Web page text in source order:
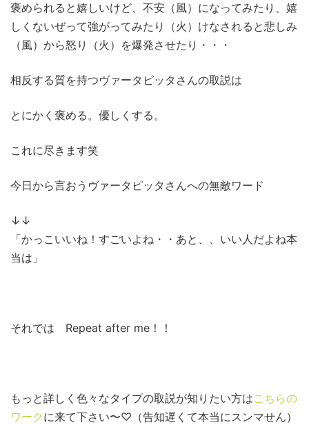
褒められると嬉しいけど、不安（風）になってみたり、嬉
しくないぜって強がってみたり（火）けなされると悲しみ
（風）から怒り（火）を爆発させたり・・・
相反する質を持つヴァータピッタさんの取説は
とにかく褒める。優しくする。
これに尽きます笑
今日から言おうヴァータピッタさんへの無敵ワード
↓↓
「かっこいいね！すごいよね・・あと、、いい人だよね本
当は」
それでは Repeat after me！！
もっと詳しく色々なタイプの取説が知りたい方はこちらの
ワーク に来て下さい〜♡（告知遅くて本当にスンマせん）